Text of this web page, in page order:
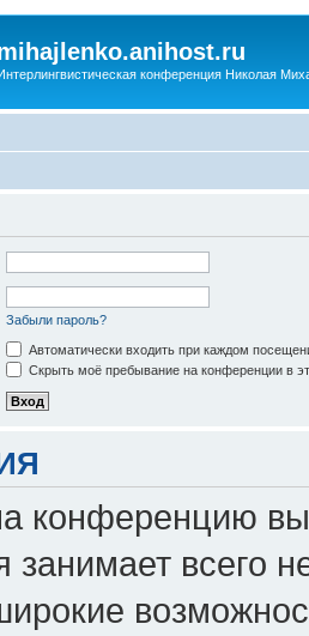
конференция Николая
Забыли пароль?
Автоматически входить при каждом
Скрыть моё пребывание на конференции в
конференцию
занимает всего